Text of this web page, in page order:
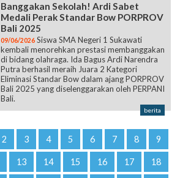
Banggakan Sekolah! Ardi Sabet
Medali Perak Standar Bow PORPROV
Bali 2025
09/06/2026 Siswa SMA Negeri 1 Sukawati
kembali menorehkan prestasi membanggakan
di bidang olahraga. Ida Bagus Ardi Narendra
Putra berhasil meraih Juara 2 Kategori
Eliminasi Standar Bow dalam ajang PORPROV
Bali 2025 yang diselenggarakan oleh PERPANI
Bali.
berita
2 3 4 5 6 7 8 9
13 14 15 16 17 18